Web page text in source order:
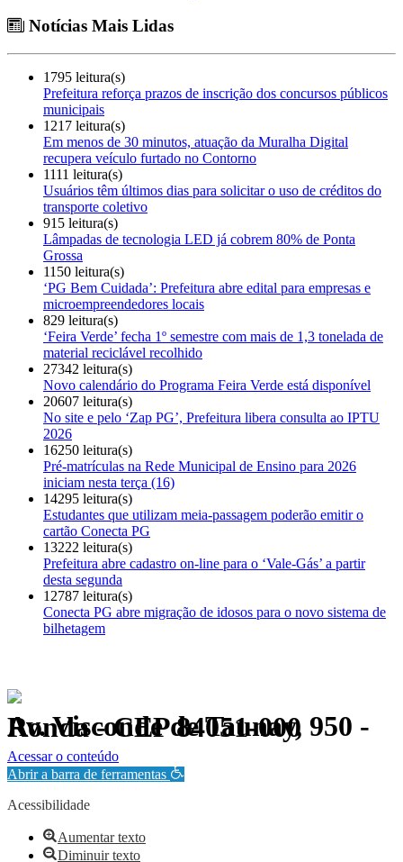
Notícias Mais Lidas
1795 leitura(s)
Prefeitura reforça prazos de inscrição dos concursos públicos
municipais
1217 leitura(s)
Em menos de 30 minutos, atuação da Muralha Digital
recupera veículo furtado no Contorno
1111 leitura(s)
Usuários têm últimos dias para solicitar o uso de créditos do
transporte coletivo
915 leitura(s)
Lâmpadas de tecnologia LED já cobrem 80% de Ponta
Grossa
1150 leitura(s)
‘PG Bem Cuidada’: Prefeitura abre edital para empresas e
microempreendedores locais
829 leitura(s)
‘Feira Verde’ fecha 1º semestre com mais de 1,3 tonelada de
material reciclável recolhido
27342 leitura(s)
Novo calendário do Programa Feira Verde está disponível
20607 leitura(s)
No site e pelo ‘Zap PG’, Prefeitura libera consulta ao IPTU
2026
16250 leitura(s)
Pré-matrículas na Rede Municipal de Ensino para 2026
iniciam nesta terça (16)
14295 leitura(s)
Estudantes que utilizam meia-passagem poderão emitir o
cartão Conecta PG
13222 leitura(s)
Prefeitura abre cadastro on-line para o ‘Vale-Gás’ a partir
desta segunda
12787 leitura(s)
Conecta PG abre migração de idosos para o novo sistema de
bilhetagem
Av. Visconde de Taunay, 950 - Ronda - CEP 84051-000
Política de Privacidade.
Acessar o conteúdo
Abrir a barra de ferramentas
Acessibilidade
Aumentar texto
Diminuir texto